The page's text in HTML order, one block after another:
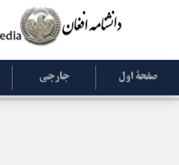
صفحۀ اول جارچی